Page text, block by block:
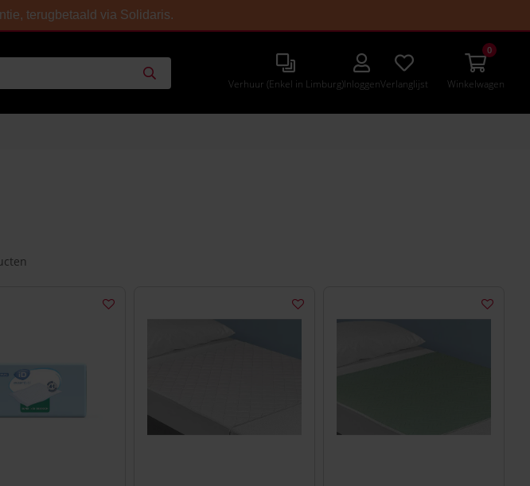
31 afhaalpunten
Verhuur (Enkel in Limburg)InloggenVerlanglijst Winkelwagen
0
terugbetaald via Solidaris.